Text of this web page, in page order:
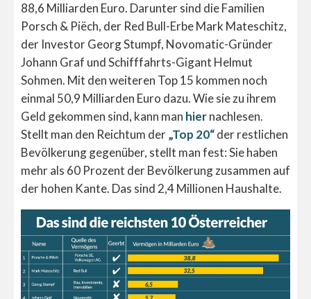
88,6 Milliarden Euro. Darunter sind die Familien
Porsch & Piëch, der Red Bull-Erbe Mark Mateschitz,
der Investor Georg Stumpf, Novomatic-Gründer
Johann Graf und Schifffahrts-Gigant Helmut
Sohmen. Mit den weiteren Top 15 kommen noch
einmal 50,9 Milliarden Euro dazu. Wie sie zu ihrem
Geld gekommen sind, kann man hiernachlesen.
Stellt man den Reichtum der„Top 20“der restlichen
Bevölkerung gegenüber, stellt man fest: Sie haben
mehr als 60 Prozent der Bevölkerung zusammen auf
der hohen Kante. Das sind 2,4 Millionen Haushalte.